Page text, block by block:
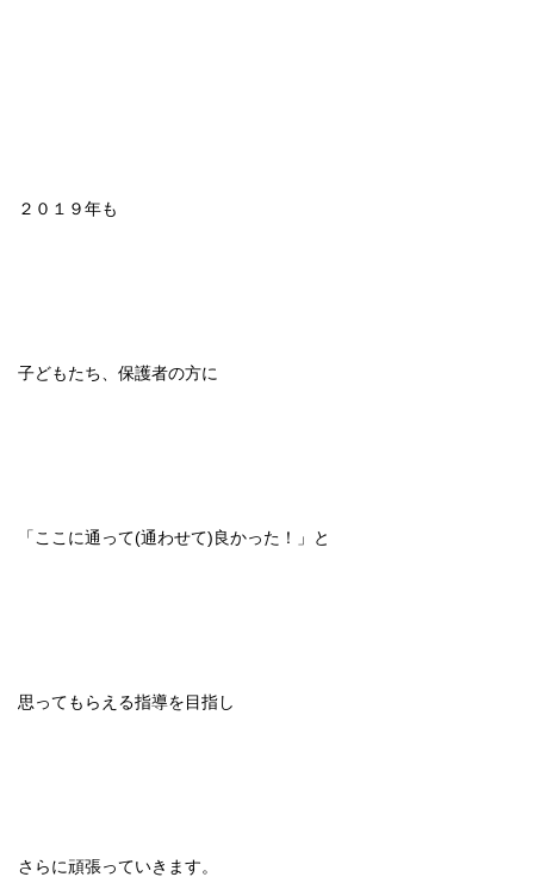
２０１９年も
子どもたち、保護者の方に
「ここに通って(通わせて)良かった！」と
思ってもらえる指導を目指し
さらに頑張っていきます。